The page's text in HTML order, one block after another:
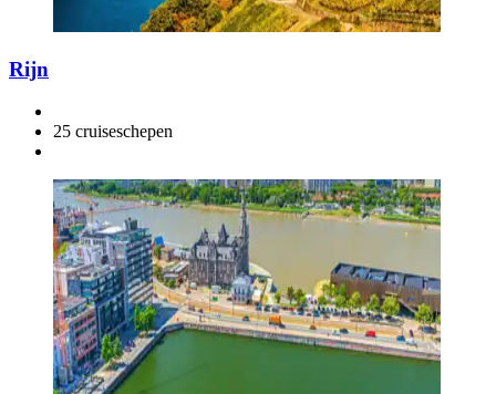
Rijn
25 cruiseschepen